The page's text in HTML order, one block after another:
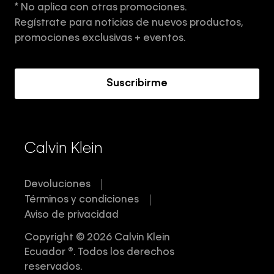
Aviso de privacidad
Términos y Condiciones
* No aplica con otras promociones.
Regístrate para noticias de nuevos productos,
promociones exclusivas + eventos.
Suscribirme
Calvin Klein
Devoluciones
Términos y condiciones
Aviso de privacidad
Copyright © 2026 Calvin Klein
Ecuador ®. Todos los derechos
reservados.